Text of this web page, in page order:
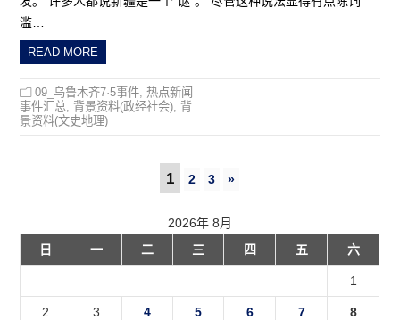
滥…
READ MORE
09_乌鲁木齐7·5事件 ,热点新闻
事件汇总
背景资料(政经社会) 背
景资料(文史地理)
1 2 3 »
2026年 8月
日
一 二 三 四 五 六
1
2 3 4 5 6 7 8